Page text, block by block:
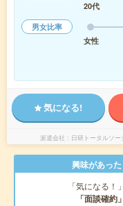
20代
男女比率
女性
気になる!
派遣会社 日研トータルソ
興味があっ
「気になる
「面談確約」